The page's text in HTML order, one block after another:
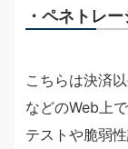
・ペネトレ
こちらは決済
などのWeb上
テストや脆弱